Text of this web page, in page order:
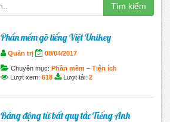
Tìm kiếm
Phần mềm gõ tiếng Việt Unikey
Quản trị 08/04/2017
Chuyên mục: Phần mềm – Tiện ích
Lượt xem: 618 Lượt tải: 2
Bảng động từ bất quy tắc Tiếng Anh